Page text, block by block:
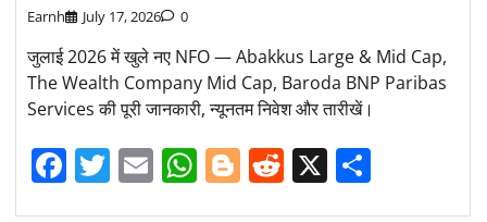
Earnh July 17, 2026 0
जुलाई 2026 में खुले नए NFO — Abakkus Large & Mid Cap,
The Wealth Company Mid Cap, Baroda BNP Paribas
Services की पूरी जानकारी, न्यूनतम निवेश और तारीखें।
Facebook
Twitter
EmailWhatsApp
Blogger
Reddit
X